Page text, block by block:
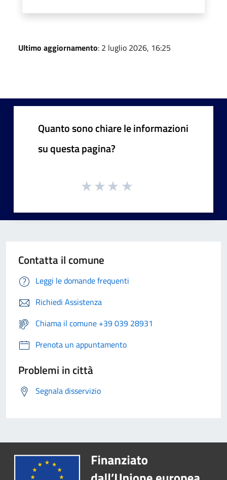
Ultimo aggiornamento: 2 luglio 2026, 16:25
Quanto sono chiare le informazioni
su questa pagina?
Contatta il comune
Leggi le domande frequenti
Richiedi Assistenza
Chiama il comune +39 039 28931
Prenota un appuntamento
Problemi in città
Segnala disservizio